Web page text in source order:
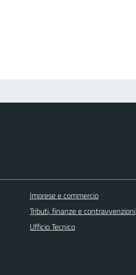
Imprese e commercio
Tributi, finanze e contravvenzioni
Ufficio Tecnico